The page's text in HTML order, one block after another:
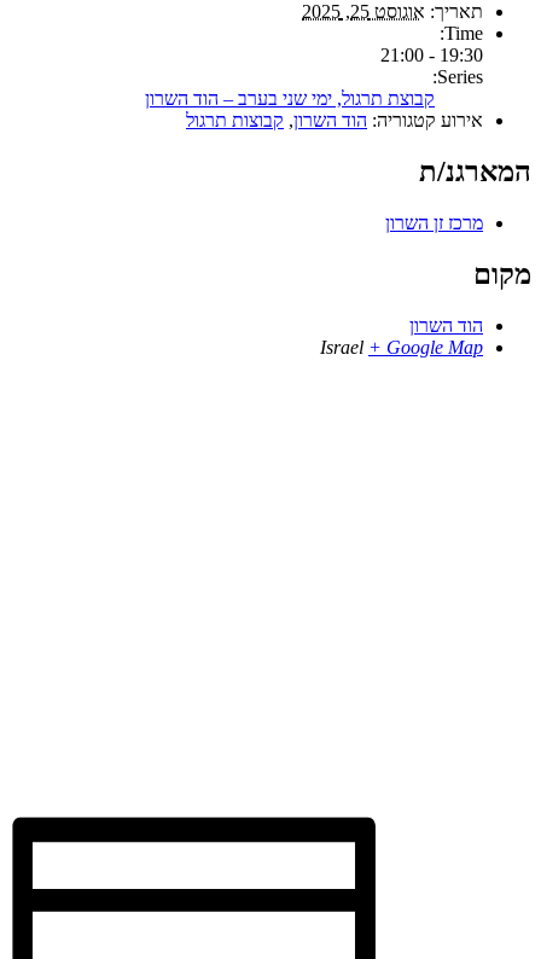
תאריך: אוגוסט 25, 2025
Time:
19:30 - 21:00
Series:
קבוצת תרגול, ימי שני בערב – הוד השרון
אירוע קטגוריה: הוד השרון, קבוצות תרגול
המארגנ/ת
מרכז זן השרון
מקום
הוד השרון
Israel + Google Map